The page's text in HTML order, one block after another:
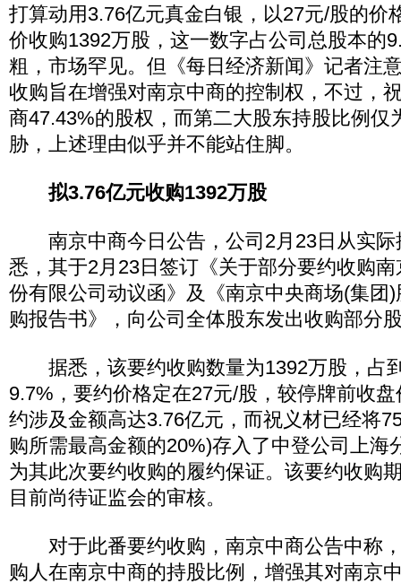
打算动用3.76亿元真金白银，以27元/股的价
价收购1392万股，这一数字占公司总股本的
粗，市场罕见。但《每日经济新闻》记者注
收购旨在增强对南京中商的控制权，不过，
商47.43%的股权，而第二大股东持股比例仅
胁，上述理由似乎并不能站住脚。
拟3.76亿元收购1392万股
南京中商今日公告，公司2月23日从实际
悉，其于2月23日签订《关于部分要约收购
份有限公司动议函》及《南京中央商场(集团
购报告书》，向公司全体股东发出收购部分
据悉，该要约收购数量为1392万股，占
9.7%，要约价格定在27元/股，较停牌前收
约涉及金额高达3.76亿元，而祝义材已经将
购所需最高金额的20%)存入了中登公司上海
为其此次要约收购的履约保证。该要约收购
目前尚待证监会的审核。
对于此番要约收购，南京中商公告中称
购人在南京中商的持股比例，增强其对南京